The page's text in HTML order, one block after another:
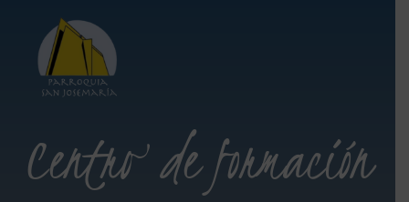
Centro de formación